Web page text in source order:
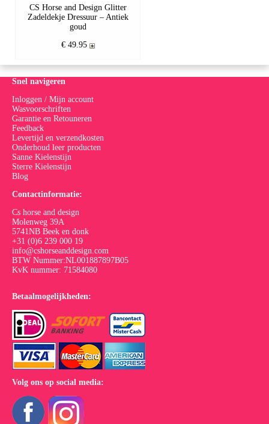
CS Horse and Design Glitter
Zadeldekje Dressuur – Antiek
goud
€ 49.95
Snel navigeren
Inloggen / Mijn account
Wasvoorschriften
Garantie en Retouneren
Feedback
Levertijd en verzendkosten
Onderhoud leer producten
Sanne Kielenstijn
Sterre Kielenstijn
Blog
Contactinformatie:
Cs horse and design
Molenweg 39A
5741NB Beek en donk
+31 (0)6 239 000 19
info@cshorseanddesign.com
BTW Nummer:NL001887897B05
KvK nummer: 71584080
Betaalmogelijkheden:
Volg ons op social media: